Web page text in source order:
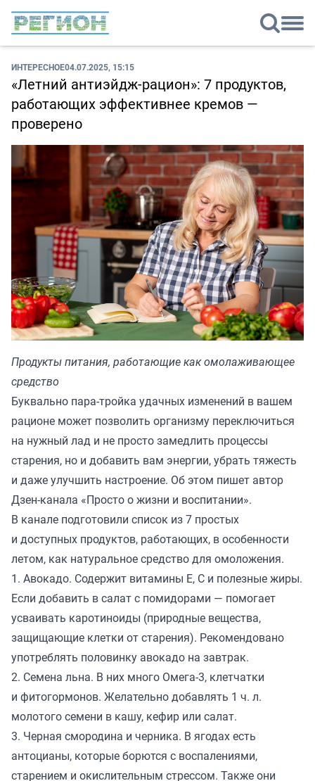
ИНТЕРЕСНОЕ04.07.2025, 15:15
«Летний антиэйдж-рацион»: 7 продуктов,
работающих эффективнее кремов —
проверено
Продукты питания, работающие как омолаживающее
средство
Буквально пара-тройка удачных изменений в вашем
рационе может позволить организму переключиться
на нужный лад и не просто замедлить процессы
старения, но и добавить вам энергии, убрать тяжесть
и даже улучшить настроение. Об этом пишет автор
Дзен-канала «Просто о жизни и воспитании».
В канале подготовили список из 7 простых
и доступных продуктов, работающих, в особенности
летом, как натуральное средство для омоложения.
1. Авокадо. Содержит витамины Е, С и полезные жиры.
Если добавить в салат с помидорами — помогает
усваивать каротиноиды (природные вещества,
защищающие клетки от старения). Рекомендовано
употреблять половинку авокадо на завтрак.
2. Семена льна. В них много Омега-3, клетчатки
и фитогормонов. Желательно добавлять 1 ч. л.
молотого семени в кашу, кефир или салат.
3. Черная смородина и черника. В ягодах есть
антоцианы, которые борются с воспалениями,
старением и окислительным стрессом. Также они